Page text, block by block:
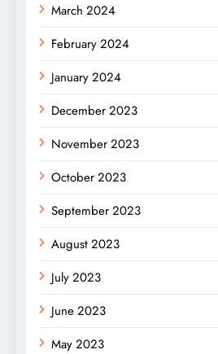
March 2024
February 2024
January 2024
December 2023
November 2023
October 2023
September 2023
August 2023
July 2023
June 2023
May 2023